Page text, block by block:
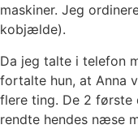
maskiner. Jeg
kobjælde).
Da jeg talte i telefon
fortalte hun, at Anna
flere ting. De 2 første
rendte hendes næse